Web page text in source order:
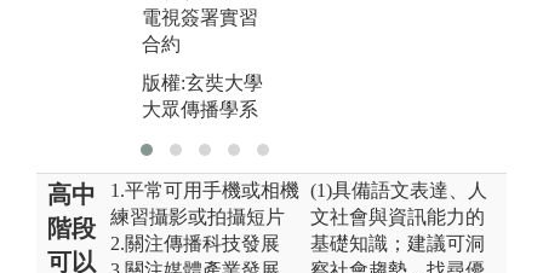
電視簽署實習
合約
版權:玄奘大學
大眾傳播學系
高中
階段
可以
1.平常可用手機或相機
練習攝影或拍攝短片
2.關注傳播科技發展
(1)具備語文表達、人
文社會與資訊能力的
基礎知識；建議可洞